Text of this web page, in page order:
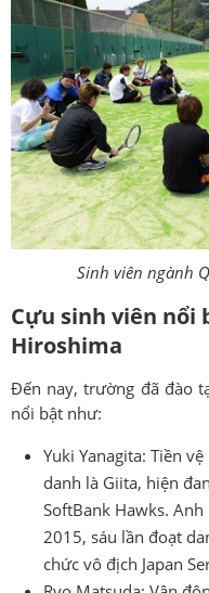
Sinh viên ngành
Cựu sinh viên nổi
Hiroshima
Đến nay, trường đã đào
nổi bật như:
Yuki Yanagita: Tiền
danh là Giita, hiện
SoftBank Hawks. Anh
2015, sáu lần đoạt
chức vô địch Japan